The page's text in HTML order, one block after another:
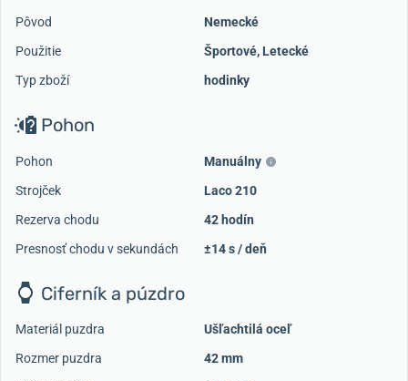
Pôvod
Nemecké
Použitie
Športové, Letecké
Typ zboží
hodinky
Pohon
Pohon
Manuálny
Strojček
Laco 210
Rezerva chodu
42 hodín
Presnosť chodu v sekundách
±14 s / deň
Ciferník a púzdro
Materiál puzdra
Ušľachtilá oceľ
Rozmer puzdra
42 mm